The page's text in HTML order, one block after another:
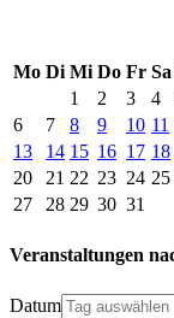
Mo Di Mi Do Fr Sa
1
2 3 4
6
7 8 9 10 11
13
14 15 16 17 18
20
21 22 23 24 25
27
28 29 30 31
Veranstaltungen
Datum